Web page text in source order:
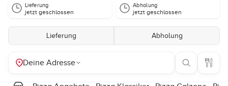
Lieferung
jetzt geschlossen
Abholung
jetzt geschlossen
Lieferung Abholung
Deine Adresse